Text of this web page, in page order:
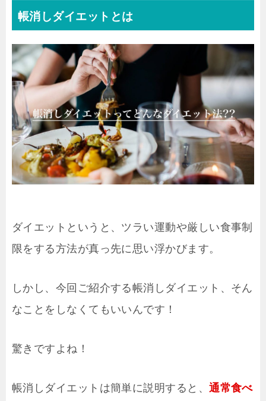
帳消しダイエットとは
ダイエットというと、ツラい運動や厳しい食事制
限をする方法が真っ先に思い浮かびます。
しかし、今回ご紹介する帳消しダイエット、そん
なことをしなくてもいいんです！
驚きですよね！
帳消しダイエットは簡単に説明すると、通常食べ